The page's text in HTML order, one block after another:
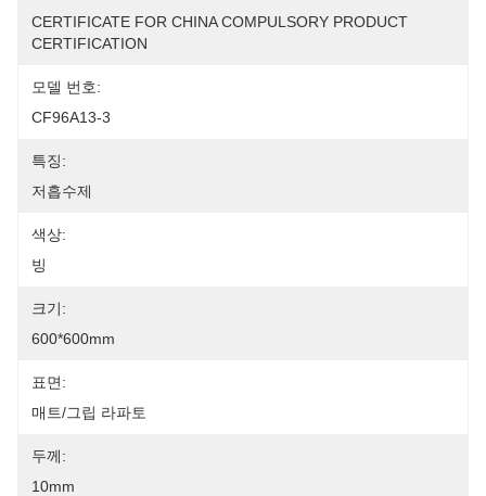
CERTIFICATE FOR CHINA COMPULSORY PRODUCT
CERTIFICATION
모델 번호:
CF96A13-3
특징:
저흡수제
색상:
빙
크기:
600*600mm
표면:
매트/그립 라파토
두께:
10mm